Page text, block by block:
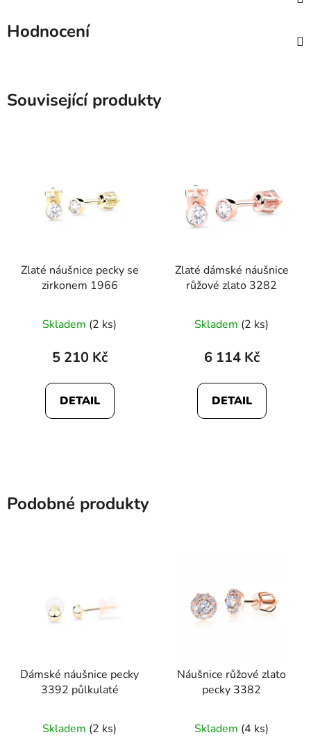
Hodnocení
Související produkty
Zlaté náušnice pecky se
zirkonem 1966
hodnocení
produktu
5,0
z
Skladem (2 ks)
5 210 Kč
DETAIL
Zlaté dámské náušnice
růžové zlato 3282
Skladem (2 ks)
6 114 Kč
DETAIL
Podobné produkty
Dámské náušnice pecky
3392 půlkulaté
Skladem (2 ks)
Náušnice růžové zlato
pecky 3382
Skladem (4 ks)